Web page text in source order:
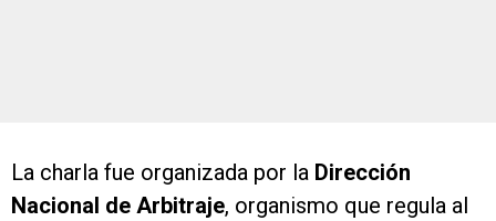
La charla fue organizada por la Dirección
Nacional de Arbitraje, organismo que regula al